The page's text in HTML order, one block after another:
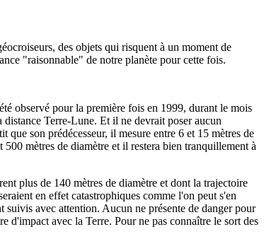
des objets qui risquent à un moment de
"raisonnable" de notre planète pour cette fois.
observé pour la première fois en 1999, durant le mois
Terre-Lune. Et il ne devrait poser aucun
son prédécesseur, il mesure entre 6 et 15 mètres de
mètres de diamètre et il restera bien tranquillement à
plus de 140 mètres de diamètre et dont la trajectoire
en effet catastrophiques comme l'on peut s'en
avec attention. Aucun ne présente de danger pour
d'impact avec la Terre. Pour ne pas connaître le sort des